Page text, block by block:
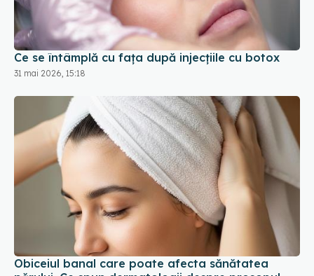
Ce se întâmplă cu fața după injecțiile cu botox
31 mai 2026, 15:18
Obiceiul banal care poate afecta sănătatea